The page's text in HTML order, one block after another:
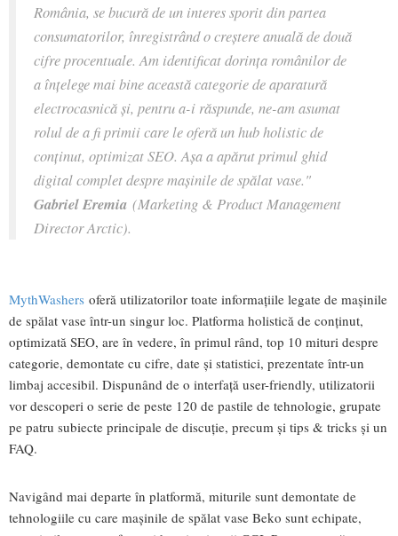
România, se bucură de un interes sporit din partea
consumatorilor, înregistrând o creștere anuală de două
cifre procentuale. Am identificat dorința românilor de
a înțelege mai bine această categorie de aparatură
electrocasnică și, pentru a-i răspunde, ne-am asumat
rolul de a fi primii care le oferă un hub holistic de
conținut, optimizat SEO. Așa a apărut primul ghid
digital complet despre mașinile de spălat vase."
Gabriel Eremia (Marketing & Product Management
Director Arctic).
MythWashers oferă utilizatorilor toate informațiile legate de mașinile
de spălat vase într-un singur loc. Platforma holistică de conținut,
optimizată SEO, are în vedere, în primul rând, top 10 mituri despre
categorie, demontate cu cifre, date și statistici, prezentate într-un
limbaj accesibil. Dispunând de o interfață user-friendly, utilizatorii
vor descoperi o serie de peste 120 de pastile de tehnologie, grupate
pe patru subiecte principale de discuție, precum și tips & tricks și un
FAQ.
Navigând mai departe în platformă, miturile sunt demontate de
tehnologiile cu care mașinile de spălat vase Beko sunt echipate,